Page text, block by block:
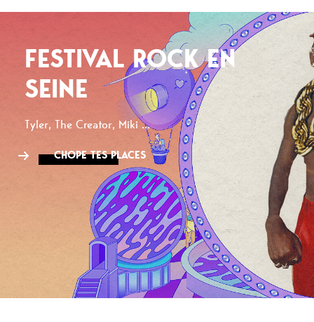
FESTIVAL ROCK EN
SEINE
Tyler, The Creator, Miki ...
CHOPE TES PLACES